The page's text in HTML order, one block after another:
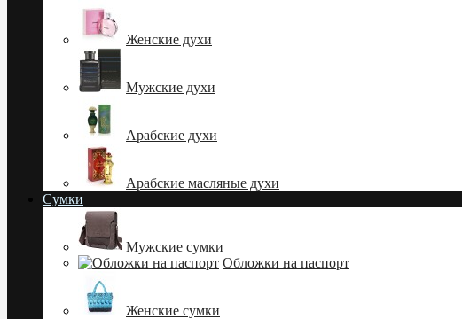
Женские духи
Мужские духи
Арабские духи
Арабские масляные духи
Сумки
Мужские сумки
Обложки на паспорт
Женские сумки